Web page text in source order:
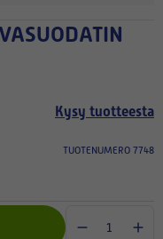
Kysy tuotteesta
TUOTENUMERO 7748